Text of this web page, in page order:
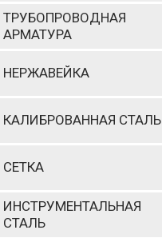
ТРУБОПРОВОДНАЯ
АРМАТУРА
НЕРЖАВЕЙКА
КАЛИБРОВАННАЯ СТАЛЬ
СЕТКА
ИНСТРУМЕНТАЛЬНАЯ
СТАЛЬ